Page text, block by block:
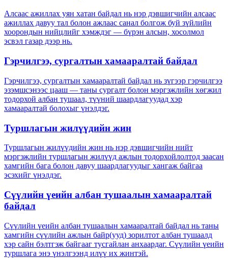
Алсаас ажиллах уян хатан байдал нь нэр дэвшигчийн алсаас
ажиллах давуу тал болон ажлаас санал болгож буй зүйлийн
хоорондын нийцлийг хэмждэг — бүрэн алсын, хосолмол
эсвэл газар дээр нь.
Гэрчилгээ, сургалтын хамааралтай байдал
Гэрчилгээ, сургалтын хамааралтай байдал нь зүгээр гэрчилгээ
эзэмшсэнээс цааш — таны сургалт болон мэргэжлийн хөгжил
тодорхой албан тушаал, түүний шаардлагуудад хэр
хамааралтай болохыг үнэлдэг.
Туршлагын жилүүдийн жин
Туршлагын жилүүдийн жин нь нэр дэвшигчийн нийт
мэргэжлийн туршлагын жилүүд ажлын тодорхойлолтод заасан
хамгийн бага болон давуу шаардлагуудыг хангаж байгаа
эсэхийг үнэлдэг.
Сүүлийн үеийн албан тушаалын хамааралтай
байдал
Сүүлийн үеийн албан тушаалын хамааралтай байдал нь таны
хамгийн сүүлийн ажлын байр(ууд) зорилтот албан тушаалд
хэр сайн бэлтгэж байгааг тусгайлан анхаардаг. Сүүлийн үеийн
туршлага энэ үнэлгээнд илүү их жинтэй.